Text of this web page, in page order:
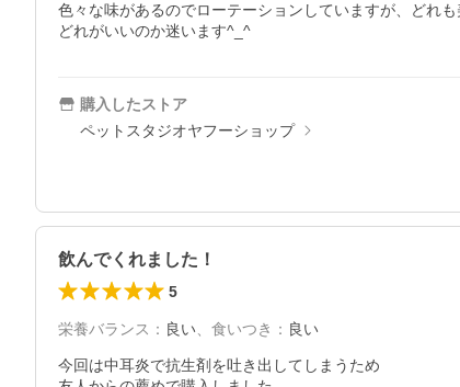
色々な味があるのでローテーションしていますが、どれも
どれがいいのか迷います^_^
購入したストア
ペットスタジオヤフーショップ
飲んでくれました！
5
栄養バランス ： 良い、 食いつき ： 良い
今回は中耳炎で抗生剤を吐き出してしまうため